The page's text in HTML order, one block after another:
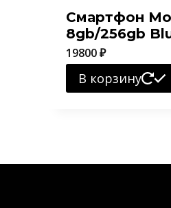
Смартфон
8gb/256gb
19800₽
В корзину